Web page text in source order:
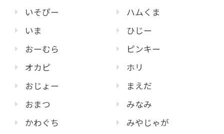
いそぴー
いま
おーむら
オカピ
おじょー
おまつ
かわぐち
ハムくま
ひじー
ピンキー
ホリ
まえだ
みなみ
みやじゃが